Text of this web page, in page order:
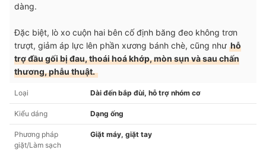
dàng.
Đặc biệt, lò xo cuộn hai bên cố định băng đeo không trơn
trượt, giảm áp lực lên phần xương bánh chè, cũng như hỗ
trợ đầu gối bị đau, thoái hoá khớp, mòn sụn và sau chấn
thương, phẫu thuật.
Loại Dài đến bắp đùi, hỗ trợ nhóm cơ
Kiểu dáng Dạng ống
Phương pháp
giặt/Làm sạch
Giặt máy, giặt tay